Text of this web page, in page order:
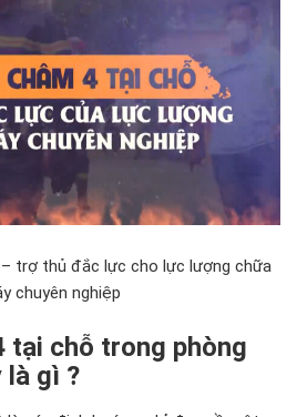
trợ thủ đắc lực cho lực lượng chữa
chuyên nghiệp
tại chỗ trong phòng
là gì ?